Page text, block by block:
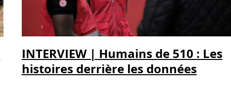
INTERVIEW | Humains de 510 : Les
histoires derrière les données